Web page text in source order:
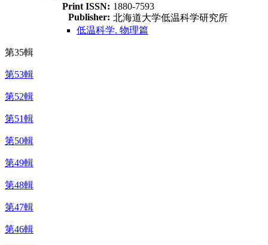
Print ISSN: 1880-7593
Publisher: 北海道大学低温科学研究所
低温科学. 物理篇
第35輯
第53輯
第52輯
第51輯
第50輯
第49輯
第48輯
第47輯
第46輯